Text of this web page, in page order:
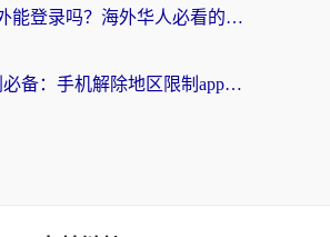
12123在国外能登录吗？海外华人必看的回国加速实用指南
海外党追剧必备：手机解除地区限制app怎么选？解决央视视频&国内剧地区限制全指南